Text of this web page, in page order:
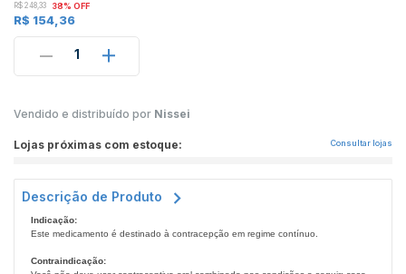
R$ 248,33 38% OFF
R$ 154,36
1
Vendido e distribuído por Nissei
Lojas próximas com estoque: Consultar lojas
Descrição de Produto
Indicação:
Este medicamento é destinado à contracepção em regime contínuo.
Contraindicação: